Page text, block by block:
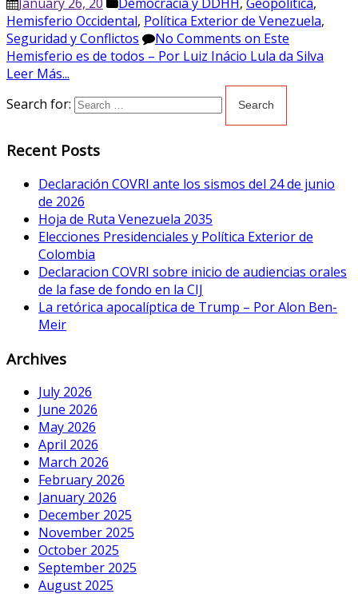
Hemisferio Occidental, Política Exterior de Venezuela,
Seguridad y Conflictos
No Comments on Este
Hemisferio es de todos – Por Luiz Inácio Lula da Silva
Leer Más...
Search for:
Recent Posts
Declaración COVRI ante los sismos del 24 de junio
de 2026
Hoja de Ruta Venezuela 2035
Elecciones Presidenciales y Política Exterior de
Colombia
Declaracion COVRI sobre inicio de audiencias orales
de la fase de fondo en la CIJ
La retórica apocalíptica de Trump – Por Alon Ben-
Meir
Archives
July 2026
June 2026
May 2026
April 2026
March 2026
February 2026
January 2026
December 2025
November 2025
October 2025
September 2025
August 2025